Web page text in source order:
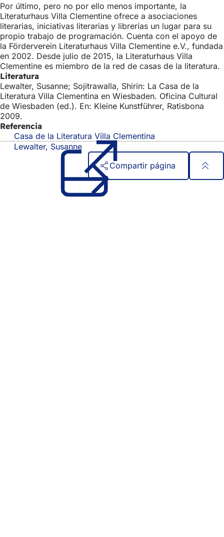
Por último, pero no por ello menos importante, la
Literaturhaus Villa Clementine ofrece a asociaciones
literarias, iniciativas literarias y librerías un lugar para su
propio trabajo de programación. Cuenta con el apoyo de
la Förderverein Literaturhaus Villa Clementine e.V., fundada
en 2002. Desde julio de 2015, la Literaturhaus Villa
Clementine es miembro de la red de casas de la literatura.
Literatura
Lewalter, Susanne; Sojitrawalla, Shirin: La Casa de la
Literatura Villa Clementina en Wiesbaden. Oficina Cultural
de Wiesbaden (ed.). En: Kleine Kunstführer, Ratisbona
2009.
Referencia
Casa de la Literatura Villa Clementina
en
una
Lewalter, Susanne
Compartir página